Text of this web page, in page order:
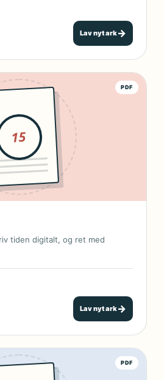
Lav nyt ark→
PDF
15
tiden digitalt, og ret med
Lav nyt ark→
PDF